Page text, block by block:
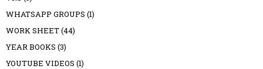
WHATSAPP GROUPS (1)
WORK SHEET(44)
YEAR BOOKS (3)
YOUTUBE VIDEOS (1)